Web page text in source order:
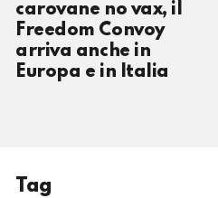
carovane no vax, il
Freedom Convoy
arriva anche in
Europa e in Italia
Tag